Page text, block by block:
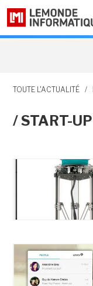
TOUTE L'ACTUALITÉ /
/ START-UP